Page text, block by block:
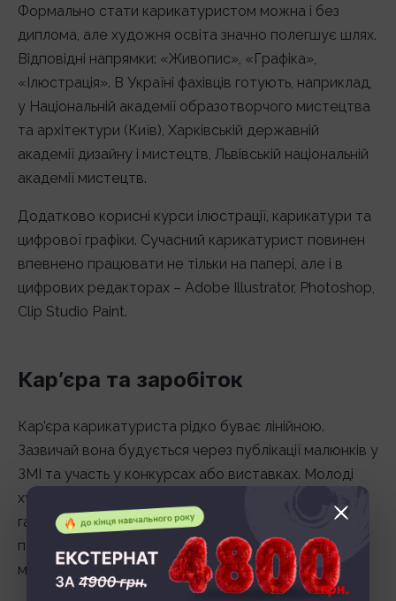
Формально стати карикатуристом можна і без
диплома, але художня освіта значно полегшує шлях.
Відповідні напрямки: «Живопис», «Графіка»,
«Ілюстрація». В Україні фахівців готують, наприклад,
у Національній академії образотворчого мистецтва
та архітектури (Київ), Харківській державній
академії дизайну і мистецтв, Львівській національній
академії мистецтв.
Додатково корисні курси ілюстрації, карикатури та
цифрової графіки. Сучасний карикатурист повинен
впевнено працювати не тільки на папері, але і в
цифрових редакторах – Adobe Illustrator, Photoshop,
Clip Studio Paint.
Кар’єра та заробіток
Кар’єра карикатуриста рідко буває лінійною.
Зазвичай вона будується через публікації малюнків у
ЗМІ та участь у конкурсах або виставках. Молоді
художники починають з ілюстрацій у невеликих
газетах або блогах. Поступово, накопичуючи
портфоліо та впізнаваність, вони отримують
можливість співпрацювати з великими виданнями.